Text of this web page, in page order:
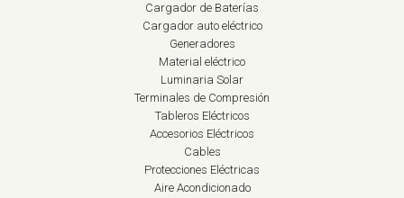
Cargador de Baterías
Cargador auto eléctrico
Generadores
Material eléctrico
Luminaria Solar
Terminales de Compresión
Tableros Eléctricos
Accesorios Eléctricos
Cables
Protecciones Eléctricas
Aire Acondicionado